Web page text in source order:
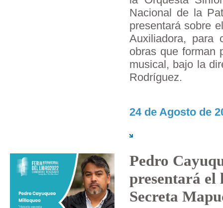
Nacional de la
presentará sobre
Auxiliadora, para
obras que forman
musical, bajo la
Rodríguez.
24 de Agosto de
Pedro
presentará
Secreta